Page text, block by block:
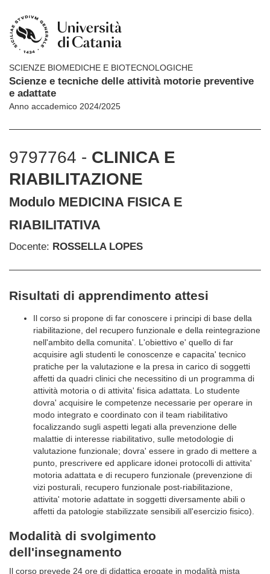
SCIENZE BIOMEDICHE E BIOTECNOLOGICHE
Scienze e tecniche delle attività motorie preventive
e adattate
Anno accademico 2024/2025
9797764 - CLINICA E
RIABILITAZIONE
Modulo MEDICINA FISICA E
RIABILITATIVA
Docente: ROSSELLA LOPES
Risultati di apprendimento attesi
Il corso si propone di far conoscere i principi di base della
riabilitazione, del recupero funzionale e della reintegrazione
nell'ambito della comunita'. L'obiettivo e' quello di far
acquisire agli studenti le conoscenze e capacita' tecnico
pratiche per la valutazione e la presa in carico di soggetti
affetti da quadri clinici che necessitino di un programma di
attività motoria o di attivita' fisica adattata. Lo studente
dovra' acquisire le competenze necessarie per operare in
modo integrato e coordinato con il team riabilitativo
focalizzando sugli aspetti legati alla prevenzione delle
malattie di interesse riabilitativo, sulle metodologie di
valutazione funzionale; dovra' essere in grado di mettere a
punto, prescrivere ed applicare idonei protocolli di attivita'
motoria adattata e di recupero funzionale (prevenzione di
vizi posturali, recupero funzionale post-riabilitazione,
attivita' motorie adattate in soggetti diversamente abili o
affetti da patologie stabilizzate sensibili all'esercizio fisico).
Modalità di svolgimento
dell'insegnamento
Il corso prevede 24 ore di didattica erogate in modalità mista